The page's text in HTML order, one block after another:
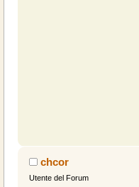
chcor
Utente del Forum